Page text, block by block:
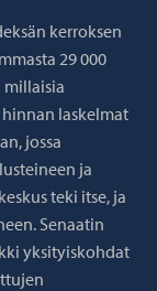
kerroksen
29 000
millaisia
laskelmat
jossa
ja
teki itse, ja
Senaatin
yksityiskohdat